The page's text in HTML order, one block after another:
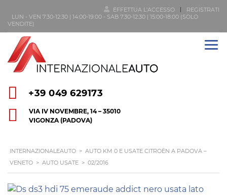
EFFETTUA L'ACCESSO
REGISTRATI
LUN - VEN 7:30-12:30 | 14:00-19:00 - SAB 7:30-12:30 | 15:00-18:00 (SOLO
VENDITE)
+39 049 629173
VIA IV NOVEMBRE, 14 – 35010
VIGONZA (PADOVA)
INTERNAZIONALEAUTO > AUTO KM 0 E USATE CITROËN A PADOVA –
VENETO > AUTO USATE > 02/2016